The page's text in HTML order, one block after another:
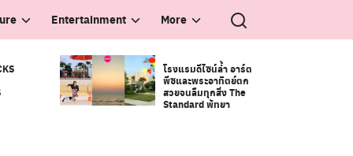
Entertainment More
โรงแรมดีไซน์ล้ำ อาร์ต
พีซและพระอาทิตย์ตก
สวยจนลืมทุกสิ่ง The
Standard พัทยา